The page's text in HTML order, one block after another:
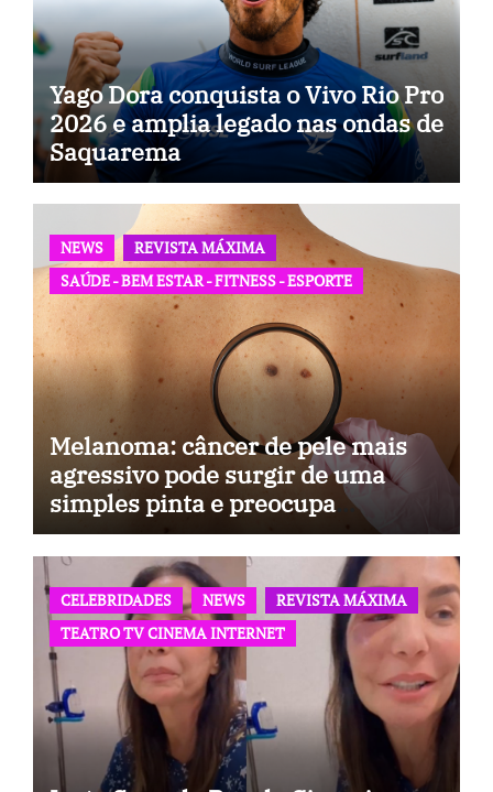
Yago Dora conquista o Vivo Rio Pro
2026 e amplia legado nas ondas de
Saquarema
NEWS
REVISTA MÁXIMA
SAÚDE - BEM ESTAR - FITNESS - ESPORTE
Melanoma: câncer de pele mais
agressivo pode surgir de uma
simples pinta e preocupa
especialistas
CELEBRIDADES NEWS
REVISTA MÁXIMA
TEATRO TV CINEMA INTERNET